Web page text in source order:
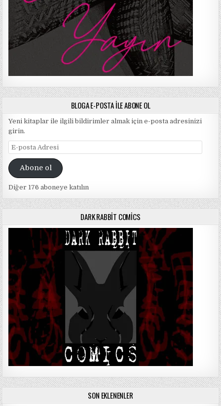
BLOGA E-POSTA ILE ABONE OL
Yeni kitaplar ile ilgili bildirimler almak için e-posta adresinizi
girin.
E-
posta
AdresiAbone ol
Diğer 176 aboneye katılın
DARK RABBIT COMICS
SON EKLENENLER